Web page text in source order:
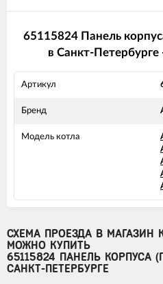
65115824 Панель
в Санкт-Петербурге
Артикул
Бренд
Модель котла
СХЕМА ПРОЕЗДА В МАГАЗИН
МОЖНО КУПИТЬ
65115824 ПАНЕЛЬ КОРПУСА
САНКТ-ПЕТЕРБУРГЕ